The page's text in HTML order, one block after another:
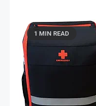
1 MIN READ